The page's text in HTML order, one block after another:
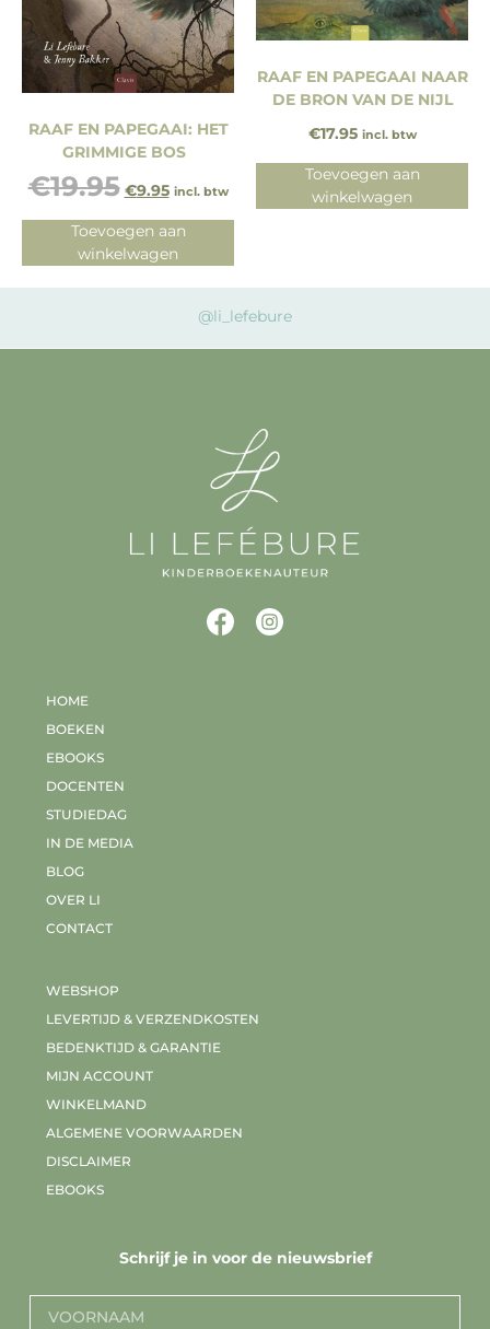
RAAF EN PAPEGAAI: HET
GRIMMIGE BOS
€19.95 €9.95 incl. btw
Toevoegen aan
winkelwagen
RAAF EN PAPEGAAI NAAR
DE BRON VAN DE NIJL
€17.95 incl. btw
Toevoegen aan
winkelwagen
@li_lefebure
HOME
BOEKEN
EBOOKS
DOCENTEN
STUDIEDAG
IN DE MEDIA
BLOG
OVER LI
CONTACT
WEBSHOP
LEVERTIJD & VERZENDKOSTEN
BEDENKTIJD & GARANTIE
MIJN ACCOUNT
WINKELMAND
ALGEMENE VOORWAARDEN
DISCLAIMER
EBOOKS
Schrijf je in voor de nieuwsbrief